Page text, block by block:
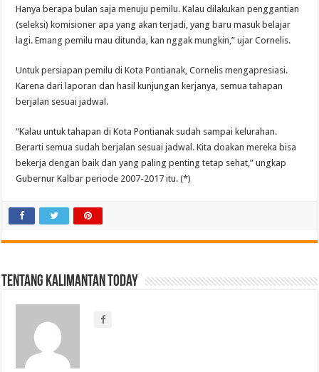
Hanya berapa bulan saja menuju pemilu. Kalau dilakukan penggantian
(seleksi) komisioner apa yang akan terjadi, yang baru masuk belajar
lagi. Emang pemilu mau ditunda, kan nggak mungkin,” ujar Cornelis.
Untuk persiapan pemilu di Kota Pontianak, Cornelis mengapresiasi.
Karena dari laporan dan hasil kunjungan kerjanya, semua tahapan
berjalan sesuai jadwal.
“Kalau untuk tahapan di Kota Pontianak sudah sampai kelurahan.
Berarti semua sudah berjalan sesuai jadwal. Kita doakan mereka bisa
bekerja dengan baik dan yang paling penting tetap sehat,” ungkap
Gubernur Kalbar periode 2007-2017 itu. (*)
Tentang Kalimantan Today